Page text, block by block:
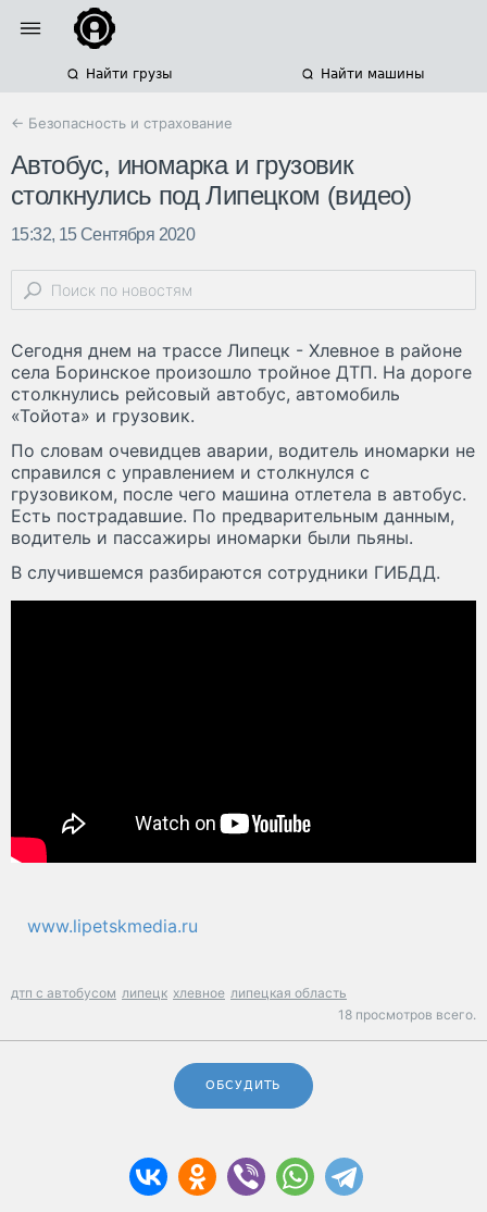
Найти грузы Найти машины
← Безопасность и страхование
Автобус, иномарка и грузовик
столкнулись под Липецком (видео)
15:32, 15 Сентября 2020
Сегодня днем на трассе Липецк - Хлевное в районе
села Боринское произошло тройное ДТП. На дороге
столкнулись рейсовый автобус, автомобиль
«Тойота» и грузовик.
По словам очевидцев аварии, водитель иномарки не
справился с управлением и столкнулся с
грузовиком, после чего машина отлетела в автобус.
Есть пострадавшие. По предварительным данным,
водитель и пассажиры иномарки были пьяны.
В случившемся разбираются сотрудники ГИБДД.
www.lipetskmedia.ru
дтп с автобусом липецк хлевное липецкая область
18 просмотров всего.
ОБСУДИТЬ